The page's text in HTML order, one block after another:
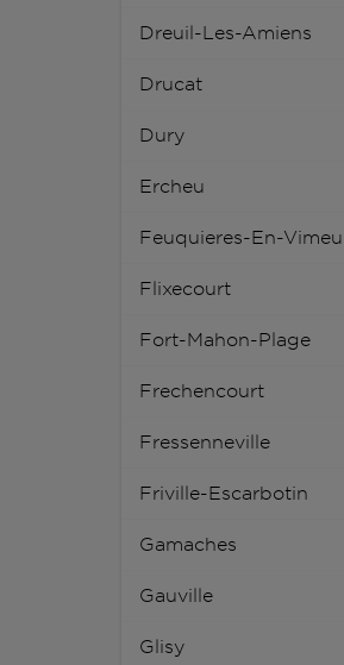
Dreuil-Les-Amiens
Drucat
Dury
Ercheu
Feuquieres-En-Vimeu
Flixecourt
Fort-Mahon-Plage
Frechencourt
Fressenneville
Friville-Escarbotin
Gamaches
Gauville
Glisy